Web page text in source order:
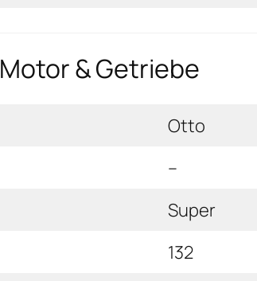
Motor & Getriebe
Otto
–
Super
132